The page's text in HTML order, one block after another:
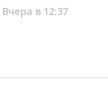
Вчера в 12:37